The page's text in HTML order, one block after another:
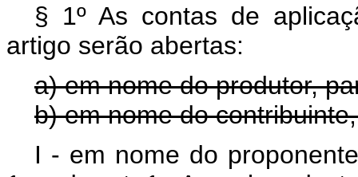
§ 1º As contas de
artigo serão abertas:
a) em nome do produtor,
b) em nome do
I - em nome do